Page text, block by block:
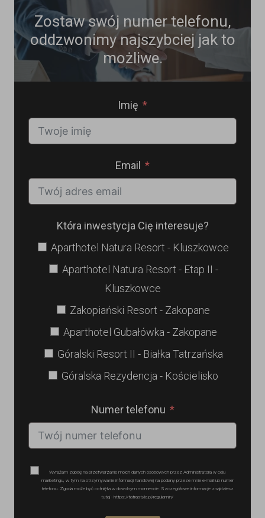
Zostaw swój numer telefonu,
oddzwonimy najszybciej jak to
możliwe.
Imię
Email
Która inwestycja Cię interesuje?
Aparthotel Natura Resort - Kluszkowce
Aparthotel Natura Resort - Etap II -
Kluszkowce
Zakopiański Resort - Zakopane
Aparthotel Gubałówka - Zakopane
Góralski Resort II - Białka Tatrzańska
Góralska Rezydencja - Kościelisko
Numer telefonu
Wyrażam zgodę na przetwarzanie moich danych osobowych przez Administratora w celu
marketingu, w tym na otrzymywanie informacji handlowej na podany przeze mnie e-mail lub numer
telefonu. Zgoda może być cofnięta w dowolnym momencie. Szczegółowe informacje znajdziesz
tutaj - https://tatrastyle.pl/regulamin/